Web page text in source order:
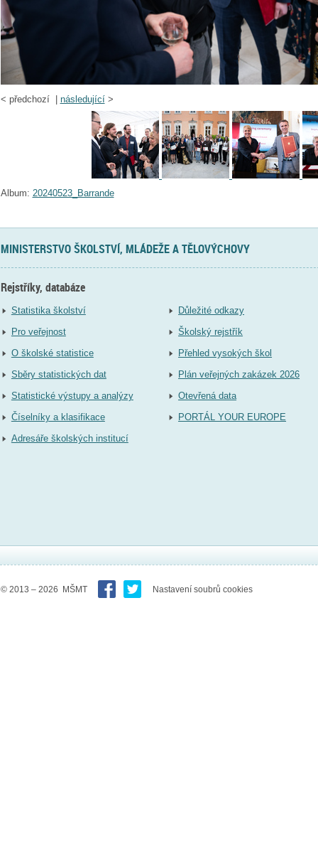
< předchozí | následující>
Album: 20240523_Barrande
MINISTERSTVO ŠKOLSTVÍ, MLÁDEŽE A TĚLOVÝCHOVY
Rejstříky, databáze
Statistika školství
Pro veřejnost
O školské statistice
Sběry statistických dat
Statistické výstupy a analýzy
Číselníky a klasifikace
Adresáře školských institucí
Důležité odkazy
Školský rejstřík
Přehled vysokých škol
Plán veřejných zakázek 2026
Otevřená data
PORTÁL YOUR EUROPE
© 2013 – 2026 MŠMT Nastavení soubrů cookies